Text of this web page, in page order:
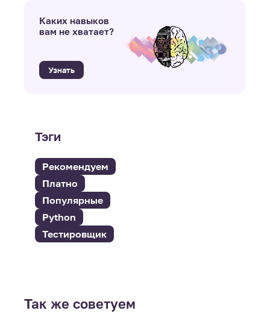
Каких навыков
вам не хватает?
Узнать
Тэги
Рекомендуем
Платно
Популярные
Python
Тестировщик
Так же советуем